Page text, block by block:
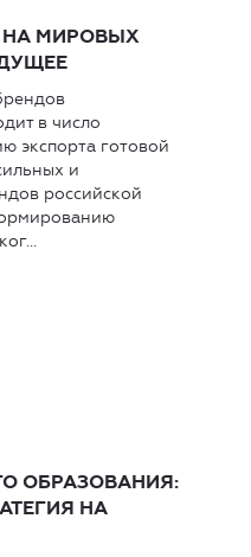
НА МИРОВЫХ
в число
экспорта готовой
и
российской
ОБРАЗОВАНИЯ:
НА